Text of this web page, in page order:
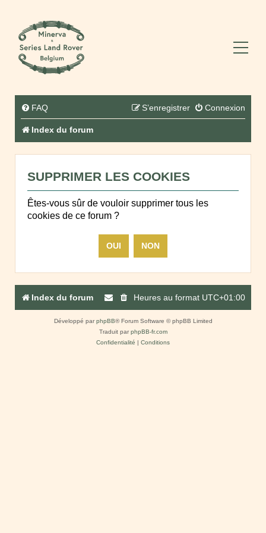
FAQ Connexion
S’enregistrer
Index du forum
SUPPRIMER LES COOKIES
Êtes-vous sûr de vouloir supprimer tous les
cookies de ce forum ?
Index du forum Heures au format UTC+01:00
Développé parphpBB® Forum Software © phpBB Limited
Traduit parphpBB-fr.com
Confidentialité | Conditions